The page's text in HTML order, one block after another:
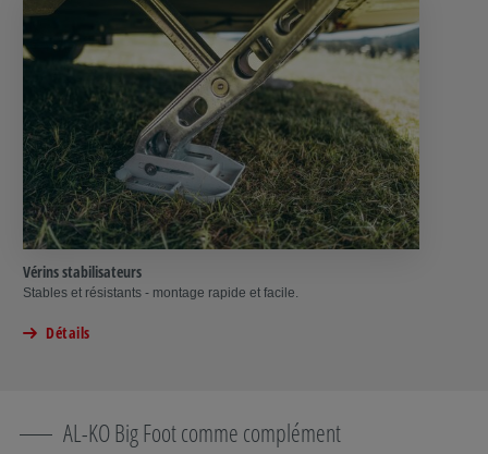
Vérins stabilisateurs
Stables et résistants - montage rapide et facile.
Détails
AL-KO Big Foot comme complément